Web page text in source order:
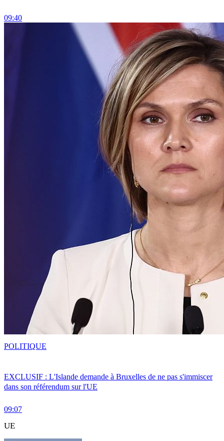
09:40
EXCLUSIF : L'Islande demande à Bruxelles de ne pas s'immiscer
dans son référendum sur l'UE
09:07
POLITIQUE
UE